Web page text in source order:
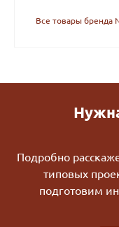
Все товары бренда
Подробно
типовых
подготовим